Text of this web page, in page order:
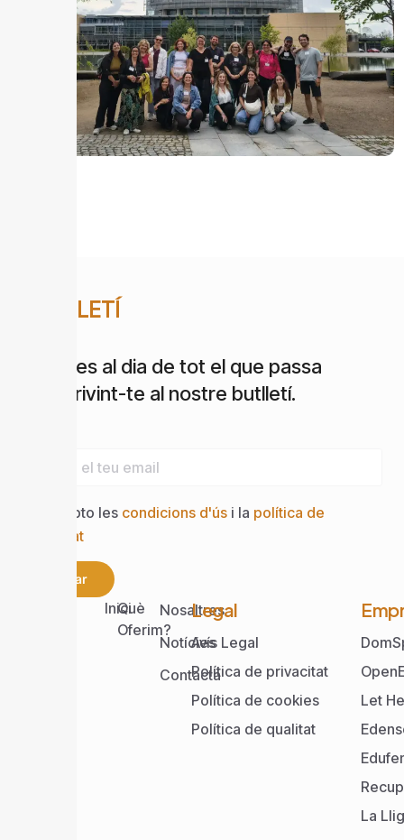
BUTLLETÍ
Estigues al dia de tot el que passa
subscrivint-te al nostre butlletí.
Accepto les condicions d'ús i la política de
privacitat
Enviar
IniciQuè
Oferim?
Nosaltres
Notícies
Contacta
Legal
Avís Legal
Política de privacitat
Política de cookies
Política de qualitat
Let
La